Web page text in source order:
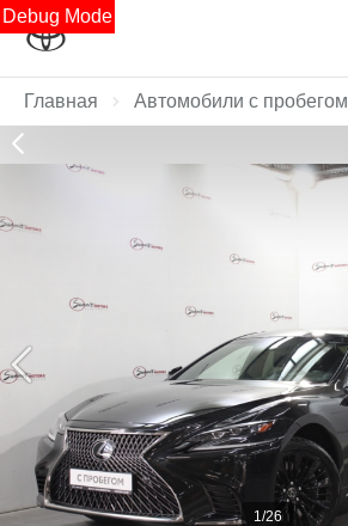
Debug Mode
Главная Автомобили с пробегом
1/26